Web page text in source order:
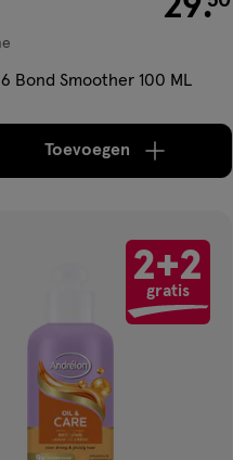
Bond Smoother 100 ML
Toevoegenverhoog aantal
2+2
gratis